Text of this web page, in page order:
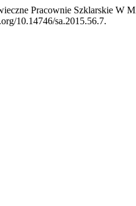
Pracownie Szklarskie W
10.14746/sa.2015.56.7.